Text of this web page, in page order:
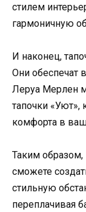
стилем
гармоничную
И наконец,
Они обеспечат
Леруа Мерлен
тапочки «Уют»,
комфорта в
Таким
сможете
стильную
переплачивая